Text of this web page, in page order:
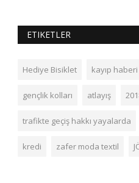
ETIKETLER
Hediye Bisiklet kayıp haberi
gençlik kolları atlayış
trafikte geçiş hakkı yayalarda
kredi zafer moda textil